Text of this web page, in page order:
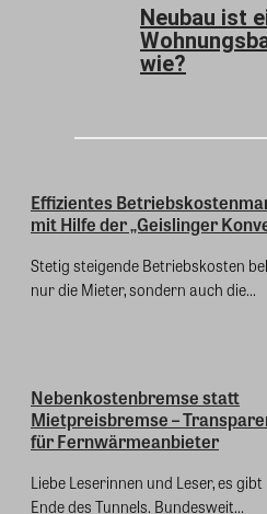
Neubau ist
wie?
Effizientes
mit Hilfe der „Geislinger
Stetig steigende Betriebskosten
nur die Mieter, sondern auch die...
Nebenkostenbremse statt
Mietpreisbremse –
für Fernwärmeanbieter
Liebe Leserinnen und Leser, es
Ende des Tunnels. Bundesweit...